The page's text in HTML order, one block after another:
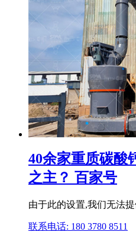
40余家重质碳酸
之主？ 百家号
由于此的设置,我们无法
联系电话: 180 3780 8511